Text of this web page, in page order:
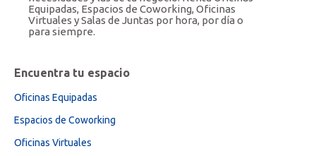
Equipadas, Espacios de Coworking, Oficinas
Virtuales y Salas de Juntas por hora, por día o
para siempre.
Encuentra tu espacio
Oficinas Equipadas
Espacios de Coworking
Oficinas Virtuales